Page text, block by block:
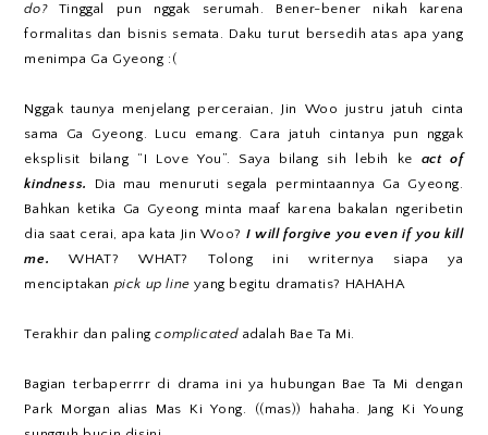
do?Tinggal pun nggak serumah. Bener-bener nikah karena
formalitas dan bisnis semata. Daku turut bersedih atas apa yang
menimpa Ga Gyeong :(
Nggak taunya menjelang perceraian, Jin Woo justru jatuh cinta
sama Ga Gyeong. Lucu emang. Cara jatuh cintanya pun nggak
eksplisit bilang “I Love You”. Saya bilang sih lebih ke act of
kindness.
Dia mau menuruti segala permintaannya Ga Gyeong.
Bahkan ketika Ga Gyeong minta maaf karena bakalan ngeribetin
dia saat cerai, apa kata Jin Woo? I will forgive you even if you kill
me. WHAT? WHAT? Tolong ini writernya siapa ya
menciptakan pick up line yang begitu dramatis? HAHAHA
Terakhir dan palingcomplicated adalah Bae Ta Mi.
Bagian terbaperrrr di drama ini ya hubungan Bae Ta Mi dengan
Park Morgan alias Mas Ki Yong. ((mas)) hahaha. Jang Ki Young